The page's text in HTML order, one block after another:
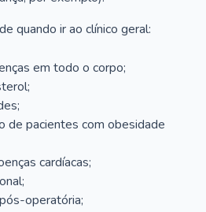
quando ir ao clínico geral:
em todo o corpo;
de pacientes com obesidade
cardíacas;
operatória;